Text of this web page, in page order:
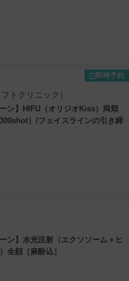
即時予約
トクリニック）
ーン】HIFU（オリジオKiss）両頬
）/フェイスラインの引き締
ーン】水光注射（エクソソーム＋ヒ
全顔［麻酔込］